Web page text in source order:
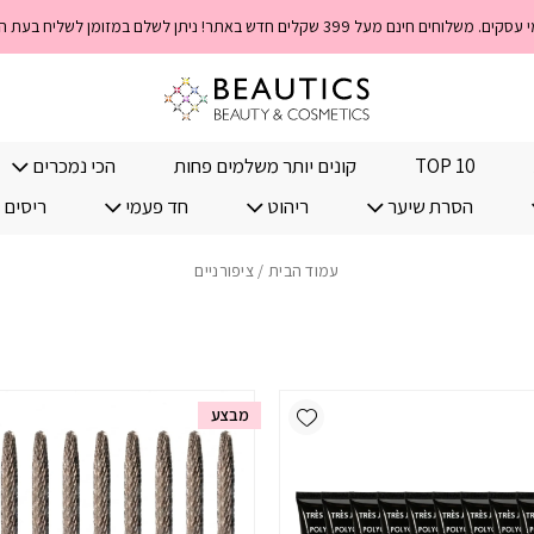
TOP 10 קונים יותר משלמים פחות הכי נמכרים
הסרת שיער ריהוט חד פעמי
עמוד הבית / ציפורניים
Add wishlist
מבצע